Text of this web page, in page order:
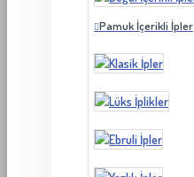
Pamuk İçerikli İpler